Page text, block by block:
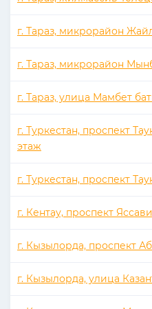
г. Тараз, микрорайон
г. Тараз, микрорайон
г. Тараз, улица Мамбет
г. Туркестан, проспект
этаж
г. Туркестан, проспект
г. Кентау, проспект
г. Кызылорда, проспект
г. Кызылорда, улица